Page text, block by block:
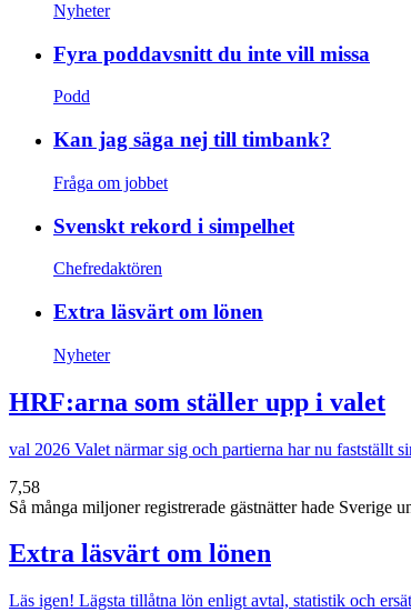
Nyheter
Fyra poddavsnitt du inte vill missa
Podd
Kan jag säga nej till timbank?
Fråga om jobbet
Svenskt rekord i simpelhet
Chefredaktören
Extra läsvärt om lönen
Nyheter
HRF:arna som ställer upp i valet
val 2026 Valet närmar sig och partierna har nu fastställt
7,58
Så många miljoner registrerade gästnätter hade
Extra läsvärt om lönen
Läs igen! Lägsta tillåtna lön enligt avtal, statistik och